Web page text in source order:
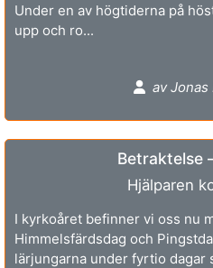
Under en av högtiderna på
upp och ro...
av
Betraktelse
Hjälparen
I kyrkoåret befinner vi oss nu
Himmelsfärdsdag och
lärjungarna under fyrtio dagar